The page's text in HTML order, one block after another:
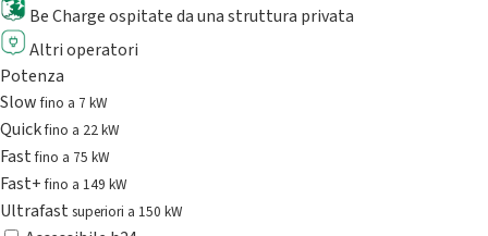
Be Charge ospitate da una struttura privata
Altri operatori
Potenza
Slowfino a 7 kW
Quickfino a 22 kW
Fastfino a 75 kW
Fast+fino a 149 kW
Ultrafast superiori a 150 kW